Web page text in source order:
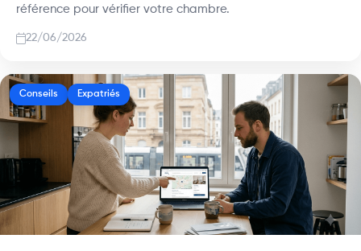
référence pour vérifier votre chambre.
22/06/2026
Conseils Expatriés